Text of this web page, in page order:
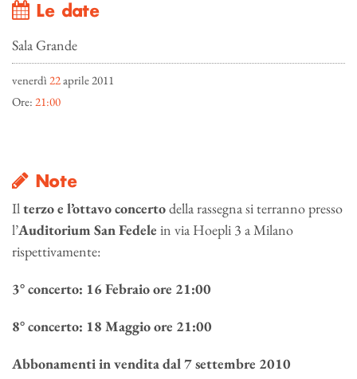
Le date
Sala Grande
venerdì 22aprile 2011
Ore: 21:00
Note
Ilterzo e l’ottavo concertodella rassegna si terranno presso
l’Auditorium San Fedele in via Hoepli 3 a Milano
rispettivamente:
3° concerto: 16 Febraio ore 21:00
8° concerto: 18 Maggio ore 21:00
Abbonamenti in vendita dal 7 settembre 2010